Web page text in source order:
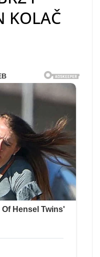
KOLAČ